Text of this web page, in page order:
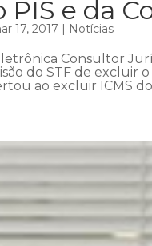
e da
17, 2017 | Notícias
Consultor
do STF de excluir
ao excluir ICMS